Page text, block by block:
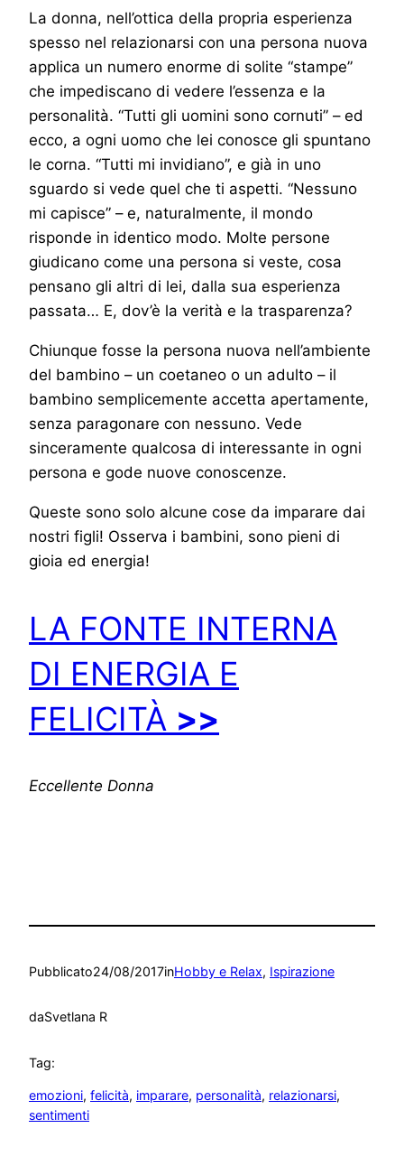
La donna, nell’ottica della propria esperienza
spesso nel relazionarsi con una persona nuova
applica un numero enorme di solite “stampe”
che impediscano di vedere l’essenza e la
personalità. “Tutti gli uomini sono cornuti” – ed
ecco, a ogni uomo che lei conosce gli spuntano
le corna. “Tutti mi invidiano”, e già in uno
sguardo si vede quel che ti aspetti. “Nessuno
mi capisce” – e, naturalmente, il mondo
risponde in identico modo. Molte persone
giudicano come una persona si veste, cosa
pensano gli altri di lei, dalla sua esperienza
passata… E, dov’è la verità e la trasparenza?
Chiunque fosse la persona nuova nell’ambiente
del bambino – un coetaneo o un adulto – il
bambino semplicemente accetta apertamente,
senza paragonare con nessuno. Vede
sinceramente qualcosa di interessante in ogni
persona e gode nuove conoscenze.
Queste sono solo alcune cose da imparare dai
nostri figli! Osserva i bambini, sono pieni di
gioia ed energia!
LA FONTE INTERNA
DI ENERGIA E
FELICITÀ >>
Eccellente Donna
Pubblicato24/08/2017inHobby e Relax, Ispirazione
daSvetlana R
Tag:
emozioni, felicità, imparare, personalità, relazionarsi
sentimenti